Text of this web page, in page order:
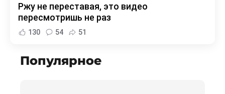
Ржу не переставая, это видео
пересмотришь не раз
130 54 51
Популярное